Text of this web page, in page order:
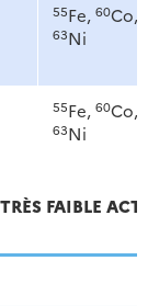
55Fe, 60Co,
63Ni
55Fe, 60Co,
63Ni
FAIBLE